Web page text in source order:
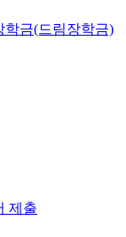
학금(드림장학금)
제출